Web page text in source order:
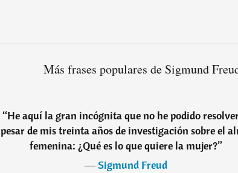
Más frases populares de Sigmund
“He aquí la gran incógnita que no he podido
pesar de mis treinta años de investigación sobre el
femenina: ¿Qué es lo que quiere la mujer?”
―Sigmund Freud